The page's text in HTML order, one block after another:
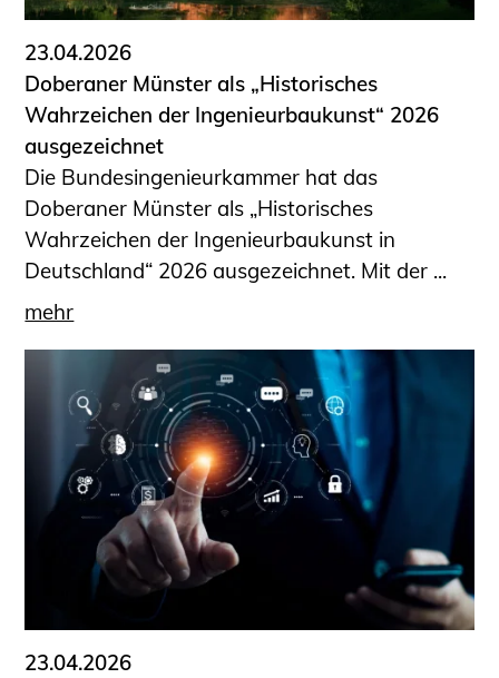
23.04.2026
Doberaner Münster als „Historisches
Wahrzeichen der Ingenieurbaukunst“ 2026
ausgezeichnet
Die Bundesingenieurkammer hat das
Doberaner Münster als „Historisches
Wahrzeichen der Ingenieurbaukunst in
Deutschland“ 2026 ausgezeichnet. Mit der ...
mehr
23.04.2026